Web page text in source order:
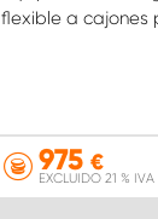
flexible a cajones
975 €
EXCLUIDO 21 % IVA